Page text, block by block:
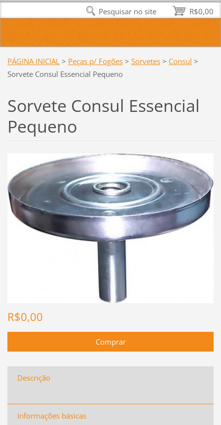
PÁGINA INICIAL > Peças p/ Fogões > Sorvetes > Consul >
Sorvete Consul Essencial Pequeno
Sorvete Consul Essencial
Pequeno
R$0,00
Descrição
Informações básicas
R$0,00
Pesquisar no site